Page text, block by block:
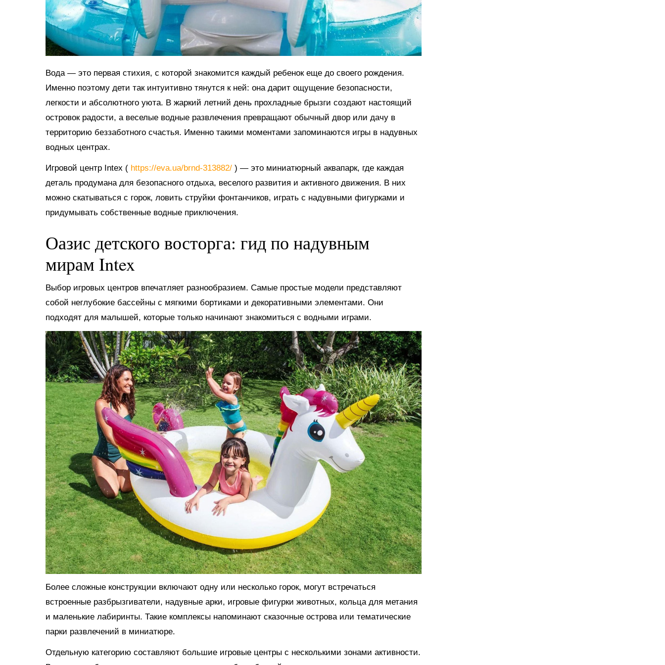
Вода — это первая стихия, с которой знакомится каждый ребенок еще до своего рождения.
Именно поэтому дети так интуитивно тянутся к ней: она дарит ощущение безопасности,
легкости и абсолютного уюта. В жаркий летний день прохладные брызги создают настоящий
островок радости, а веселые водные развлечения превращают обычный двор или дачу в
территорию беззаботного счастья. Именно такими моментами запоминаются игры в надувных
водных центрах.
Игровой центр Intex ( https://eva.ua/brnd-313882/ ) — это миниатюрный аквапарк, где каждая
деталь продумана для безопасного отдыха, веселого развития и активного движения. В них
можно скатываться с горок, ловить струйки фонтанчиков, играть с надувными фигурками и
придумывать собственные водные приключения.
Оазис детского восторга: гид по надувным
мирам Intex
Выбор игровых центров впечатляет разнообразием. Самые простые модели представляют
собой неглубокие бассейны с мягкими бортиками и декоративными элементами. Они
подходят для малышей, которые только начинают знакомиться с водными играми.
Более сложные конструкции включают одну или несколько горок, могут встречаться
встроенные разбрызгиватели, надувные арки, игровые фигурки животных, кольца для метания
и маленькие лабиринты. Такие комплексы напоминают сказочные острова или тематические
парки развлечений в миниатюре.
Отдельную категорию составляют большие игровые центры с несколькими зонами активности.